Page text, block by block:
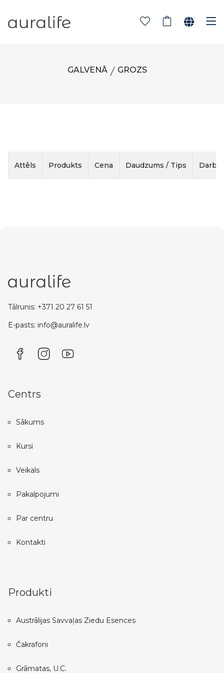
GALVENĀ GROZS
Attēls Produkts Cena Daudzums / Tips
Tālrunis: +371 20 27 61 51
E-pasts: info@auralife.lv
Centrs
Sākums
Kursi
Veikals
Pakalpojumi
Par centru
Kontakti
Produkti
Austrālijas Savvaļas Ziedu Esences
Čakrafoni
Grāmatas, U.C.